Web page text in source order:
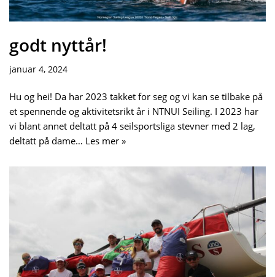
godt nyttår!
januar 4, 2024
Hu og hei! Da har 2023 takket for seg og vi kan se tilbake på
et spennende og aktivitetsrikt år i NTNUI Seiling. I 2023 har
vi blant annet deltatt på 4 seilsportsliga stevner med 2 lag,
deltatt på dame… Les mer »